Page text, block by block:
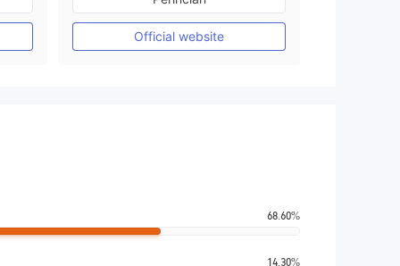
Market Maker (MM)
Lisensi Penuh MT4
Official website
68.60%
14.30%